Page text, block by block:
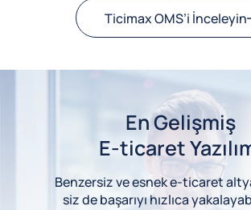
Ticimax OMS’i İnceleyin
En Gelişmiş
E-ticaret
Benzersiz ve esnek e-ticaret
siz de başarıyı hızlıca